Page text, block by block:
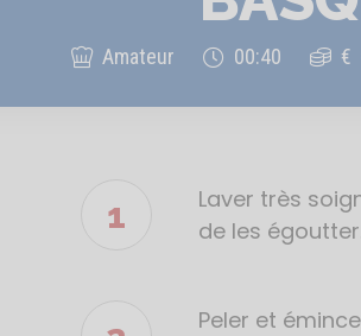
Amateur 00:40 €
Laver très
de les
Peler et